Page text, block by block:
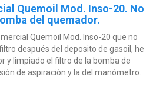
Quemoil Mod. Inso-20. No
del quemador.
Quemoil Mod. Inso-20 que no
después del deposito de gasoil, he
y limpiado el filtro de la bomba de
de aspiración y la del manómetro.